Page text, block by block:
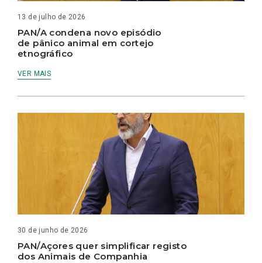
13 de julho de 2026
PAN/A condena novo episódio
de pânico animal em cortejo
etnográfico
VER MAIS
30 de junho de 2026
PAN/Açores quer simplificar registo
dos Animais de Companhia